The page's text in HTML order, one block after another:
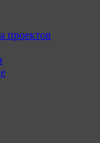
проектов